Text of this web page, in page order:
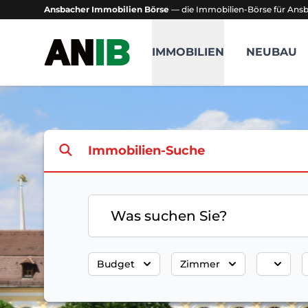
Ansbacher Immobilien Börse — die Immobilien-Börse für
Ansbacher Immobilien Börse
IMMOBILIEN NEUBAU
Immobilien-Suche
Was suchen Sie?
Budget Zimmer